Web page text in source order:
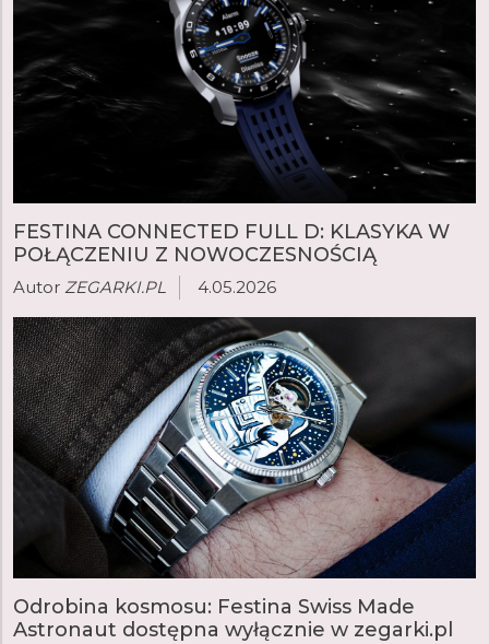
FESTINA CONNECTED FULL D: KLASYKA W
POŁĄCZENIU Z NOWOCZESNOŚCIĄ
Autor ZEGARKI.PL 4.05.2026
Odrobina kosmosu: Festina Swiss Made
Astronaut dostępna wyłącznie w zegarki.pl